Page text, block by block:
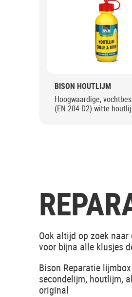
BISON HOUTLIJM
Hoogwaardige,
(EN 204 D2) witte
Ook altijd op zoek
voor bijna alle klusjes
Bison Reparatie
secondelijm, houtlijm,
original